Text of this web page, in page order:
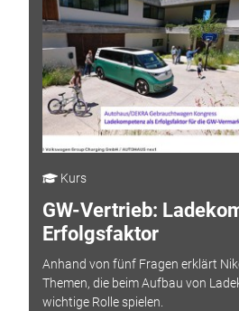
Kurs
GW-Vertrieb:
Erfolgsfaktor
Anhand von fünf Fragen erklärt
Themen, die beim Aufbau von
wichtige Rolle spielen.